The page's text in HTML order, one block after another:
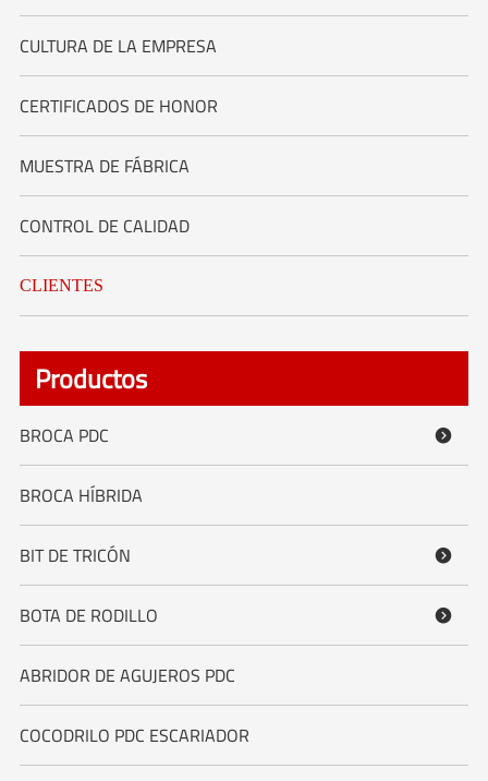
CULTURA DE LA EMPRESA
CERTIFICADOS DE HONOR
MUESTRA DE FÁBRICA
CONTROL DE CALIDAD
CLIENTES
Productos
BROCA PDC 
BROCA HÍBRIDA
BIT DE TRICÓN 
BOTA DE RODILLO 
ABRIDOR DE AGUJEROS PDC
COCODRILO PDC ESCARIADOR